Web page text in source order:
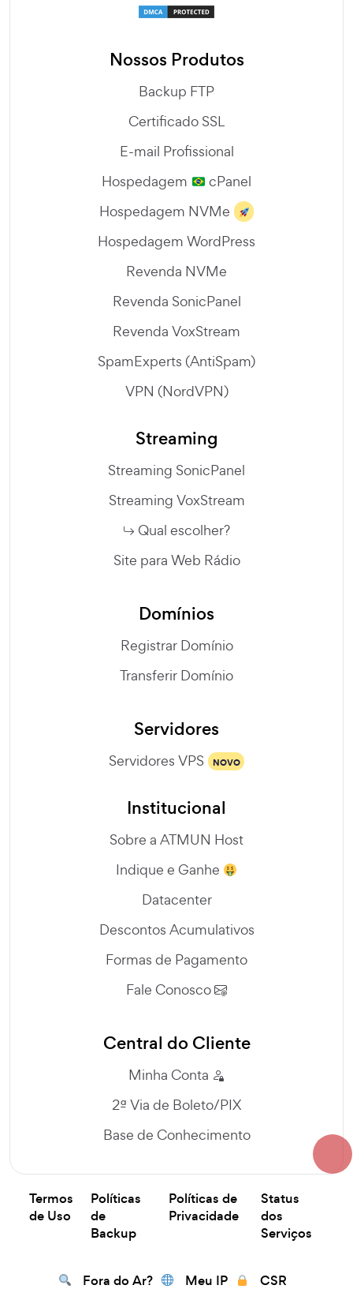
Nossos Produtos
Backup FTP
Certificado SSL
E-mail Profissional
Hospedagem
cPanel
Hospedagem NVMe
Hospedagem WordPress
Revenda NVMe
Revenda SonicPanel
Revenda VoxStream
SpamExperts (AntiSpam)
VPN (NordVPN)
Streaming
Streaming SonicPanel
Streaming VoxStream
Qual escolher?
Site para Web Rádio
Domínios
Registrar Domínio
Transferir Domínio
Servidores
Servidores VPS NOVO
Institucional
Sobre a ATMUN Host
Indique e Ganhe
Datacenter
Descontos Acumulativos
Formas de Pagamento
Fale Conosco
Central do Cliente
Minha Conta
2ª Via de Boleto/PIX
Base de Conhecimento
Termos
de Uso
Políticas
de
Backup
Políticas de
Privacidade
Status
dos
Serviços
Fora do Ar? Meu IP CSR